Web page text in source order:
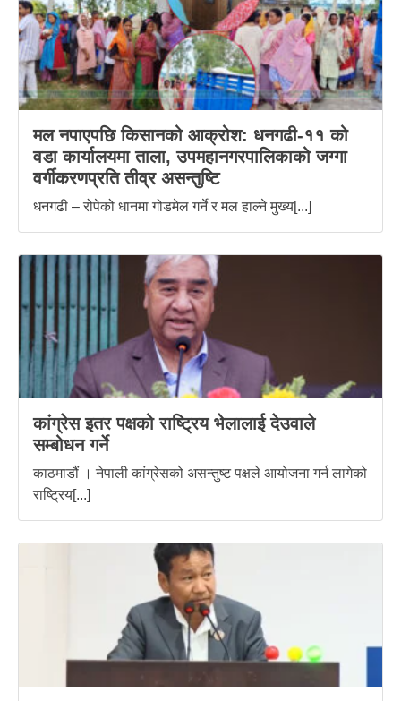
मल नपाएपछि किसानको आक्रोश: धनगढी-११ को
वडा कार्यालयमा ताला, उपमहानगरपालिकाको जग्गा
वर्गीकरणप्रति तीव्र असन्तुष्टि
धनगढी – रोपेको धानमा गोडमेल गर्ने र मल हाल्ने मुख्य[...]
कांग्रेस इतर पक्षको राष्ट्रिय भेलालाई देउवाले
सम्बोधन गर्ने
काठमाडौं । नेपाली कांग्रेसको असन्तुष्ट पक्षले आयोजना गर्न लागेको
राष्ट्रिय[...]